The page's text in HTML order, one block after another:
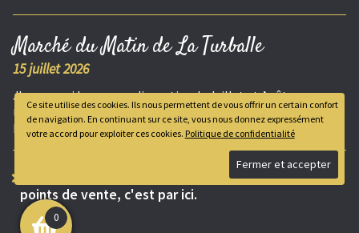
Marché du Matin de La Turballe
15 juillet 2026
J'exposerai les mercredis matins de Juillet et Août, au
marché de la Turballe, de 8h à 13h. Marché alimentaire,
producteurs et artisanat local.
Pour connaître toutes les dates de marchés et les
points de vente, c'est par ici.
0
Ce site utilise des cookies. Ils nous permettent de vous offrir un certain confort
de navigation. En continuant sur ce site, vous nous donnez expressément
votre accord pour exploiter ces cookies. Politique de confidentialité